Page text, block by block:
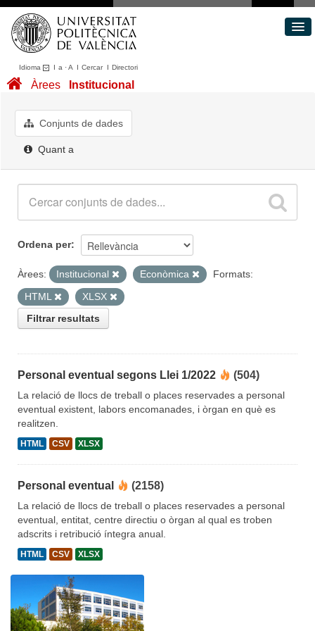
Idioma I a ·A I CercarI Directori
Conjunts de dades
Quant a
Àrees Institucional
Conjunts de dades
Quant a
Ordena per
Àrees: Institucional Econòmica
Formats:
HTML
XLSX
Filtrar resultats
Personal eventual segons Llei 1/2022 (504)
La relació de llocs de treball o places reservades a personal
eventual existent, labors encomanades, i òrgan en què es
realitzen.
HTML CSV XLSX
Personal eventual (2158)
La relació de llocs de treball o places reservades a personal
eventual, entitat, centre directiu o òrgan al qual es troben
adscrits i retribució íntegra anual.
HTML CSV XLSX